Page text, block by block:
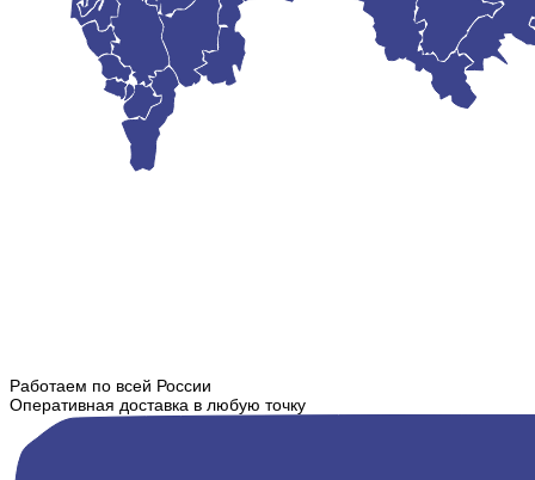
Работаем по всей России
Оперативная доставка в любую точку